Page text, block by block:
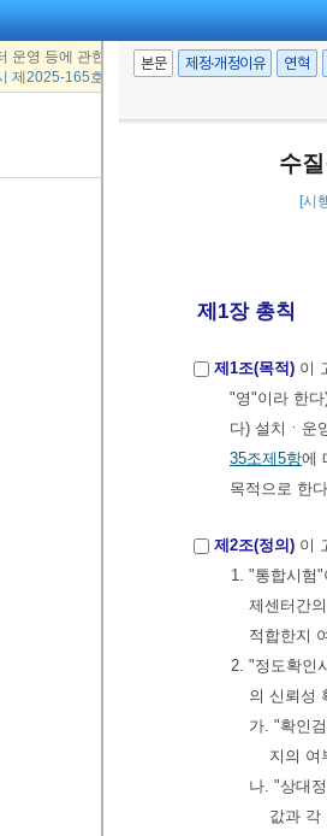
운영 등에 관한 규정
제2025-165호, 2025. 10. 1., 일부개정]
본문 제정·개정이유 연혁
수
[시
제1장 총칙
제1조(목적) 이
"영"이라 한
다) 설치ㆍ운
35조제5항에
목적으로 한
제2조(정의) 이
1. "통합시험
제센터간
적합한지
2. "정도확인
의 신뢰성
가. "확인
지의 여
나. "상대
값과 각